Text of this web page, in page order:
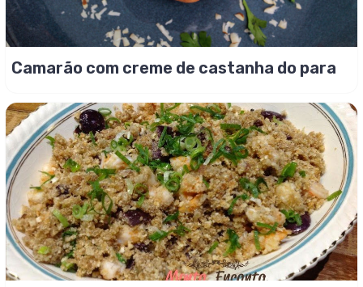
Camarão com creme de castanha do para